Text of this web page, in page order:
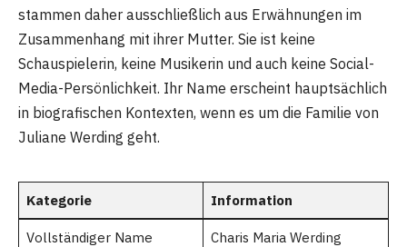
stammen daher ausschließlich aus Erwähnungen im
Zusammenhang mit ihrer Mutter. Sie ist keine
Schauspielerin, keine Musikerin und auch keine Social-
Media-Persönlichkeit. Ihr Name erscheint hauptsächlich
in biografischen Kontexten, wenn es um die Familie von
Juliane Werding geht.
Kategorie Information
Vollständiger Name Charis Maria Werding